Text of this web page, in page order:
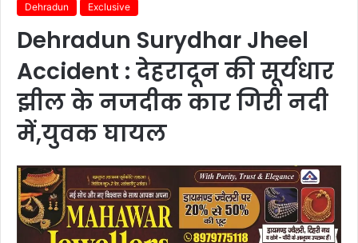
Dehradun Exclusive
Dehradun Surydhar Jheel
Accident : देहरादून की सूर्यधार
झील के नजदीक कार गिरी नदी
में,युवक घायल